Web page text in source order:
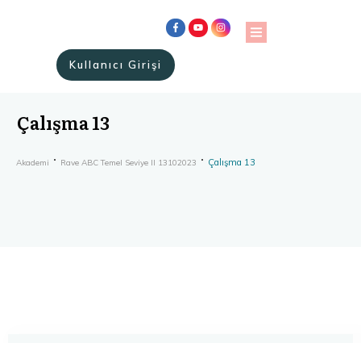
Kullanıcı Girişi
Çalışma 13
Akademi Rave ABC Temel Seviye II 13102023 Çalışma 13